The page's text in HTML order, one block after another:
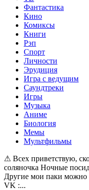
Фантастика
Кино
Комиксы
Книги
Рэп
Спорт
Личности
Эрудиция
Игра с ведущим
Саундтреки
Игры
Музыка
Аниме
Биология
Мемы
Мультфильмы
⚠ Всех приветствую,
соляночка Ночные
Другие мои паки можно
VK :...